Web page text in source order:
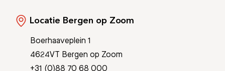
Locatie Bergen op Zoom
Boerhaaveplein 1
4624VT Bergen op Zoom
+31 (0)88 70 68 000